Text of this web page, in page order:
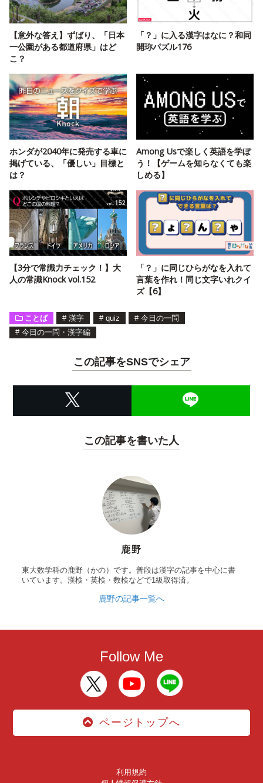
【意外な答え】ずばり、「日本
一公園がある都道府県」はど
こ？
「？」に入る漢字はなに？和同
開珎パズル176
ホンダが2040年に発売する車に
掲げている、「優しい」目標と
は？
Among Usで楽しく英語を学ぼ
う！【ゲームを知らなくても楽
しめる】
【3分で常識力チェック！】大
人の常識Knock vol.152
「？」に同じひらがなを入れて
言葉を作れ！同じ文字いれクイ
ズ【6】
ことば # 漢字 # quiz # 今日の一問
# 今日の一問・漢字編
この記事をSNSでシェア
この記事を書いた人
鹿野
東大数学科の鹿野（かの）です。普段は漢字の記事を中心に書
いています。漢検・英検・数検などで1級取得済。
鹿野の記事一覧へ
Follow Me
ページトップへ
利用規約